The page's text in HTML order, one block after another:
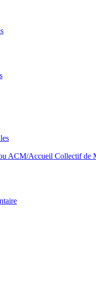
ACM/Accueil Collectif de